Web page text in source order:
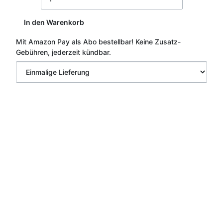
In den Warenkorb
Mit Amazon Pay als Abo bestellbar! Keine Zusatz-
Gebühren, jederzeit kündbar.